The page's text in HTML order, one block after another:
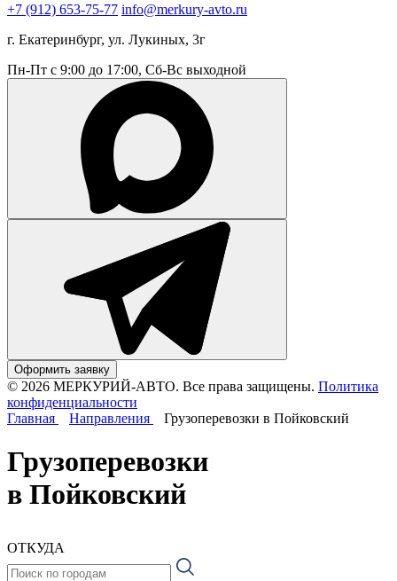
+7 (912) 653-75-77 info@merkury-avto.ru
г. Екатеринбург, ул. Лукиных, 3г
Пн-Пт с 9:00 до 17:00, Сб-Вс выходной
Оформить заявку
© 2026 МЕРКУРИЙ-АВТО. Все права защищены. Политика
конфиденциальности
Главная
Направления Грузоперевозки в Пойковский
Грузоперевозки
в Пойковский
ОТКУДА